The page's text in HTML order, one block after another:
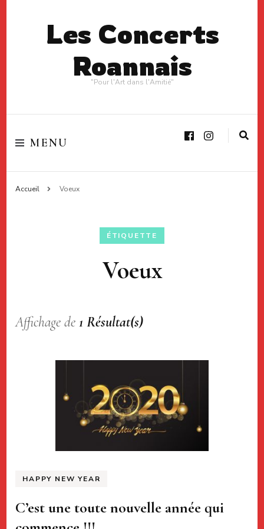
Les Concerts
Roannais
"Pour l'Art dans l'Amitié"
MENU
Accueil Voeux
ÉTIQUETTE
Voeux
Affichage de1 Résultat(s)
HAPPY NEW YEAR
C’est une toute nouvelle année qui